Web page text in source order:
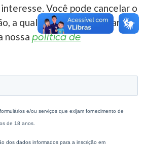
Você pode cancelar o
a qualquer momento. Para
nossa política de